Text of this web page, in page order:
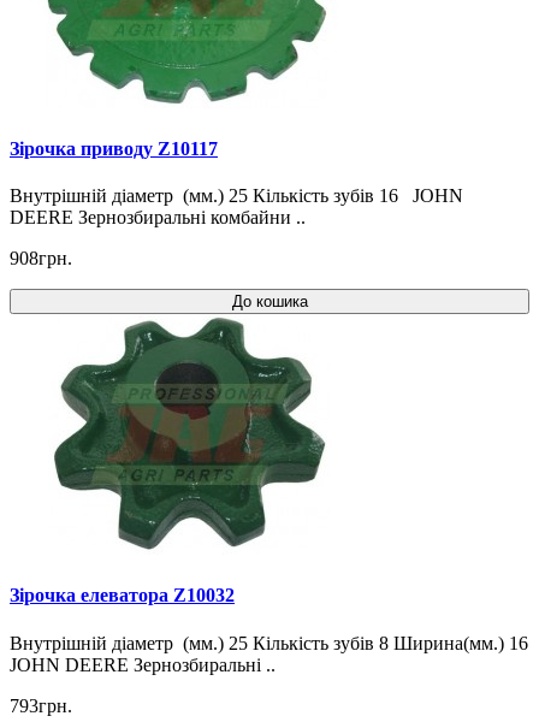
Зірочка приводу Z10117
Внутрішній діаметр (мм.) 25 Кількість зубів 16 JOHN
DEERE Зернозбиральні комбайни ..
908грн.
До кошика
Зірочка елеватора Z10032
Внутрішній діаметр (мм.) 25 Кількість зубів 8 Ширина(мм.) 16
JOHN DEERE Зернозбиральні ..
793грн.